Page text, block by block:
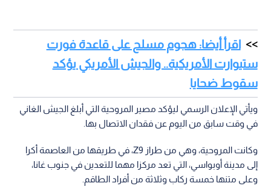
اقرأ أيضا: هجوم مسلح على قاعدة فورت
ستيوارت الأمريكية.. والجيش الأمريكي يؤكد
سقوط ضحايا
ويأتي الإعلان الرسمي ليؤكد مصير المروحية التي أبلغ الجيش الغاني
في وقت سابق من اليوم عن فقدان الاتصال بها.
وكانت المروحية، وهي من طراز Z9، في طريقها من العاصمة أكرا
إلى مدينة أوبواسي، التي تعد مركزا مهما للتعدين في جنوب غانا،
وعلى متنها خمسة ركاب وثلاثة من أفراد الطاقم.